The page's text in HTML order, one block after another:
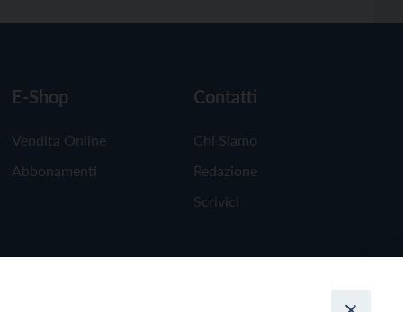
E-Shop
Vendita Online
Abbonamenti
Contatti
Chi Siamo
Redazione
Scrivici